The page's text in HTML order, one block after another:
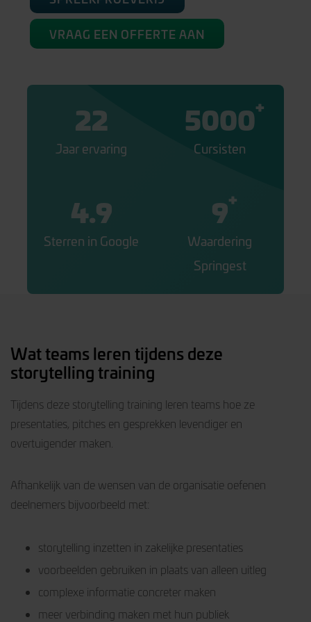
VRAAG EEN OFFERTE AAN
22
Jaar ervaring
5000+
Cursisten
4.9
Sterren in Google
9+
Waardering
Springest
Wat teams leren tijdens deze
storytelling training
Tijdens deze storytelling training leren teams hoe ze
presentaties, pitches en gesprekken levendiger en
overtuigender maken.
Afhankelijk van de wensen van de organisatie oefenen
deelnemers bijvoorbeeld met:
storytelling inzetten in zakelijke presentaties
voorbeelden gebruiken in plaats van alleen uitleg
complexe informatie concreter maken
meer verbinding maken met hun publiek